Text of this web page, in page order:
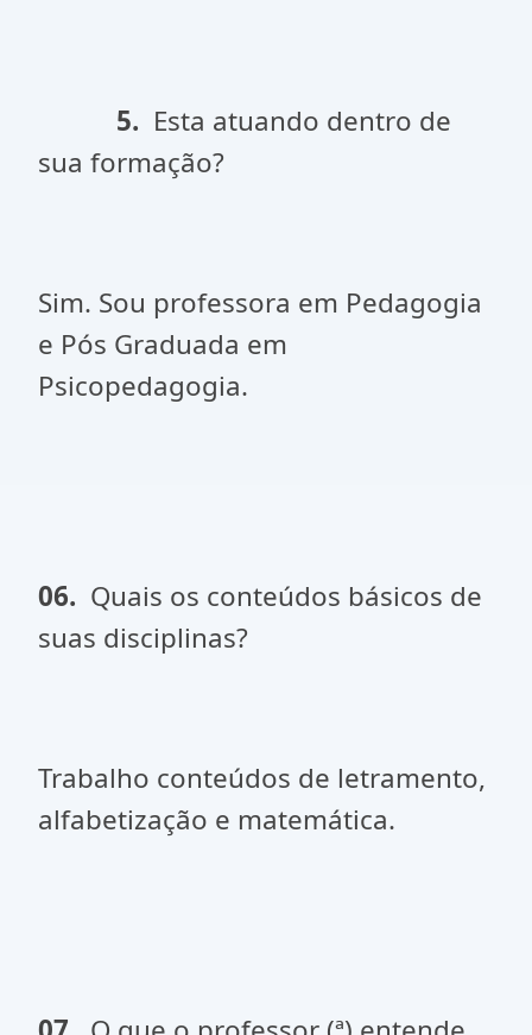
5. Esta atuando dentro de
sua formação?
Sim. Sou professora em Pedagogia
e Pós Graduada em
Psicopedagogia.
06. Quais os conteúdos básicos de
suas disciplinas?
Trabalho conteúdos de letramento,
alfabetização e matemática.